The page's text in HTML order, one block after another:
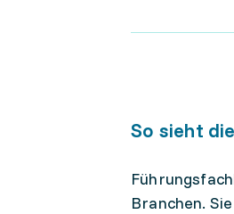
So sieht
Branchen.